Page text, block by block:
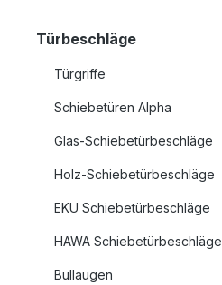
Türbeschläge
Türgriffe
Schiebetüren Alpha
Glas-Schiebetürbeschläge
Holz-Schiebetürbeschläge
EKU Schiebetürbeschläge
HAWA Schiebetürbeschläge
Bullaugen